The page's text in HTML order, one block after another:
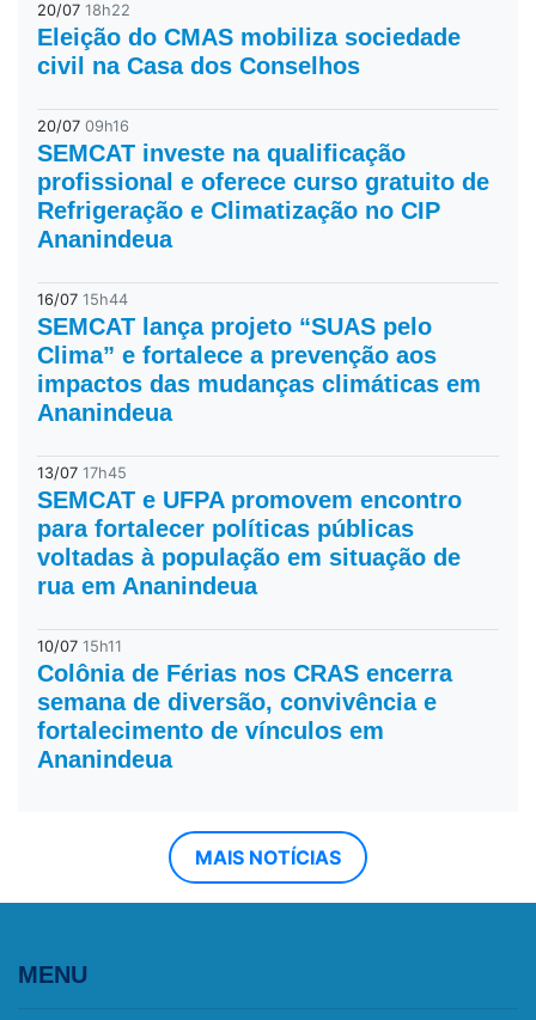
20/07 18h22
Eleição do CMAS mobiliza sociedade
civil na Casa dos Conselhos
20/07 09h16
SEMCAT investe na qualificação
profissional e oferece curso gratuito de
Refrigeração e Climatização no CIP
Ananindeua
16/07 15h44
SEMCAT lança projeto “SUAS pelo
Clima” e fortalece a prevenção aos
impactos das mudanças climáticas em
Ananindeua
13/07 17h45
SEMCAT e UFPA promovem encontro
para fortalecer políticas públicas
voltadas à população em situação de
rua em Ananindeua
10/07 15h11
Colônia de Férias nos CRAS encerra
semana de diversão, convivência e
fortalecimento de vínculos em
Ananindeua
MAIS NOTÍCIAS
MENU